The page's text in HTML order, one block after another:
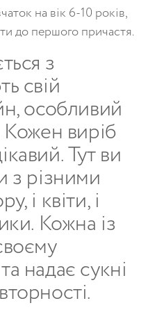
на вік 6-10 років,
до першого причастя.
з
свій
особливий
виріб
Тут ви
з різними
і квіти, і
Кожна із
надає сукні